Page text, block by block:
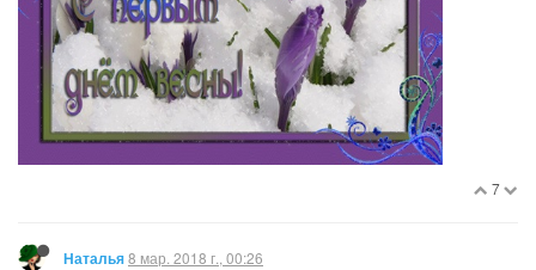
7
Наталья8 мар. 2018 г., 00:26